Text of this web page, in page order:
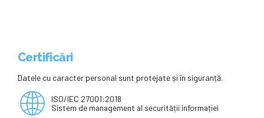
Certificări
Datele cu caracter personal sunt protejate și în siguranță.
ISO/IEC 27001:2018
Sistem de management al securității informației